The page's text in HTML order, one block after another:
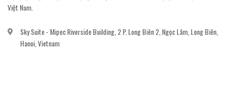
Việt Nam.
Sky Suite - Mipec Riverside Building, 2 P. Long Biên 2, Ngọc Lâm, Long Biên,
Hanoi, Vietnam